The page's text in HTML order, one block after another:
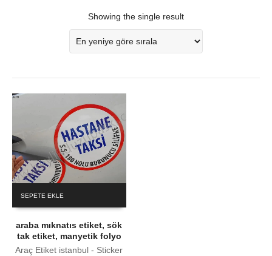
Showing the single result
SEPETE EKLE
araba mıknatıs etiket, sök
tak etiket, manyetik folyo
Araç Etiket istanbul - Sticker